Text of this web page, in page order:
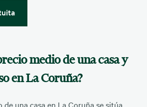
medio de una casa y
en La Coruña?
de una casa en La Coruña se sitúa